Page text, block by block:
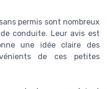
permis sont nombreux
conduite. Leur avis est
une idée claire des
de ces petites